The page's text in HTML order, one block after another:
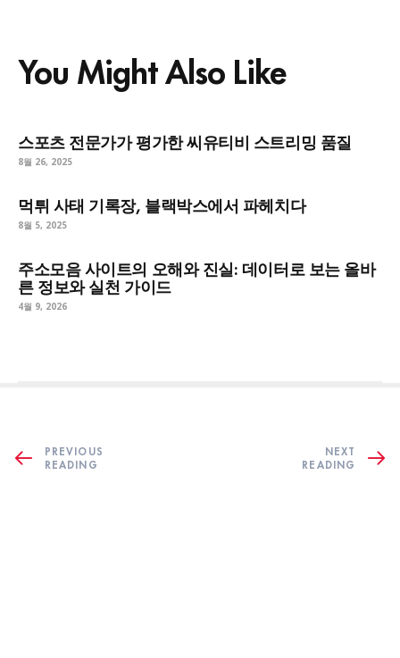
You Might Also Like
스포츠 전문가가 평가한 씨유티비 스트리밍 품질
8월 26, 2025
먹튀 사태 기록장, 블랙박스에서 파헤치다
8월 5, 2025
주소모음 사이트의 오해와 진실: 데이터로 보는 올바
른 정보와 실천 가이드
4월 9, 2026
PREVIOUS
READING
NEXT
READING